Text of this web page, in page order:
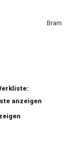
Bram
anzeigen